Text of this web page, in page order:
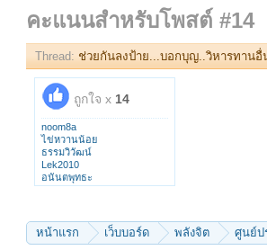
คะแนนสำหรับโพสต์ #14
Thread: ช่วยกันลงป้าย...บอกบุญ..วิหารทานอื่
ถูกใจ x 14
noom8a
ไข่หวานน้อย
ธรรมวิวัฒน์
Lek2010
อนันตพุทธะ
tooktik2
ไม่เที่ยง
chibasusumu
หน้าแรก เว็บบอร์ด พลังจิต ศูนย์ป